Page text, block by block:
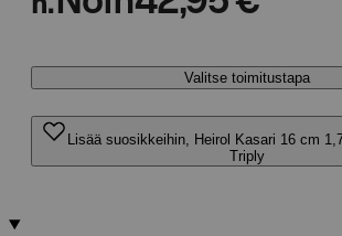
Valitse toimitustapa
Lisää suosikkeihin, Heirol Kasari 16 cm
Triply